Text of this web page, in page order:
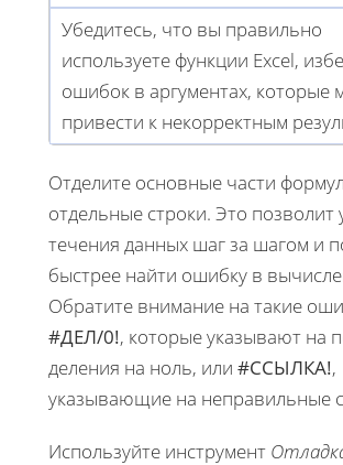
Убедитесь, что вы правильно
используете функции Excel,
ошибок в аргументах, которые
привести к некорректным
Отделите основные части
отдельные строки. Это позволит
течения данных шаг за шагом и
быстрее найти ошибку в
Обратите внимание на такие
#ДЕЛ/0!, которые указывают на
деления на ноль, или #ССЫЛКА!,
указывающие на неправильные
Используйте инструмент